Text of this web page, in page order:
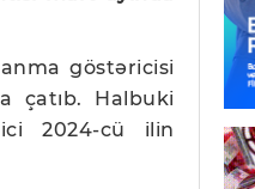
göstəricisi
çatıb. Halbuki
2024-cü ilin